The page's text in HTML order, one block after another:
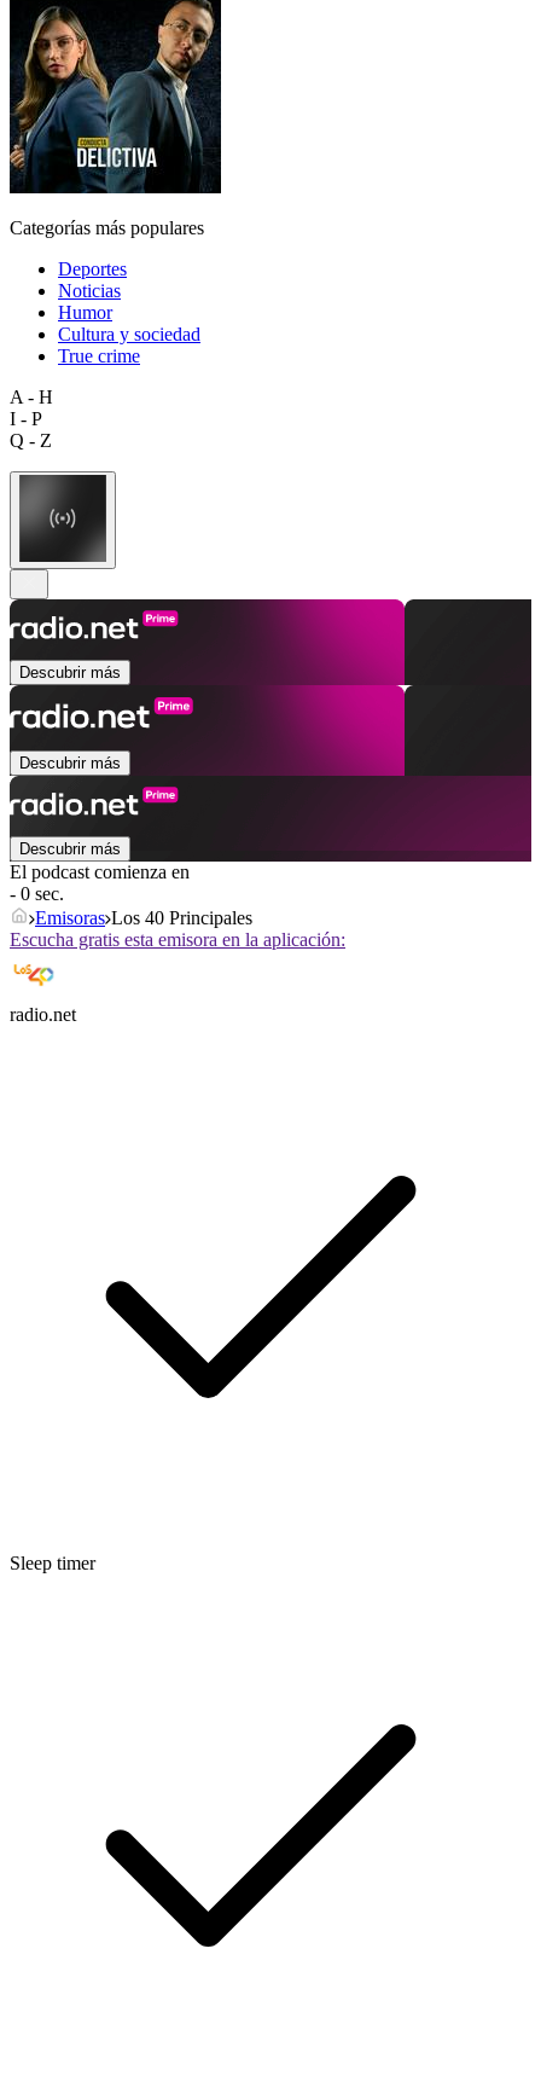
Categorías más populares
Deportes
Noticias
Humor
Cultura y sociedad
True crime
A - H
I - P
Q - Z
Descubrir más
Descubrir más
Descubrir más
El podcast comienza en
- 0 sec.
Emisoras Los 40 Principales
Escucha gratis esta emisora en la aplicación:
radio.net
Sleep timer